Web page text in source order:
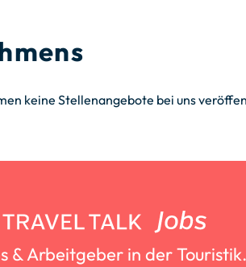
keine Stellenangebote bei uns
& Arbeitgeber in der Touristik.